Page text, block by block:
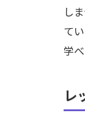
し
て
学
レ